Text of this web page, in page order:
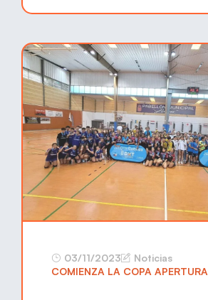
03/11/2023
Noticias
COMIENZA LA COPA APERTURA